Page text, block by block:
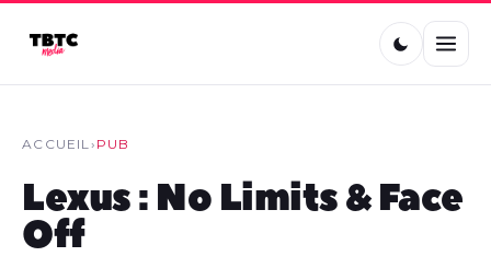
ACCUEIL› PUB
Lexus : No Limits & Face
Off